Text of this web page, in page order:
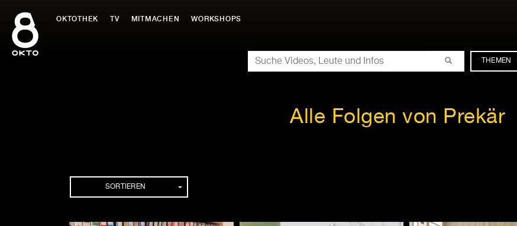
Inhalt
springen
OKTOTHEK TV MITMACHEN WORKSHOPS
SUCHE
THEMEN
Alle Folgen von Prekär
Folgen
SORTIEREN